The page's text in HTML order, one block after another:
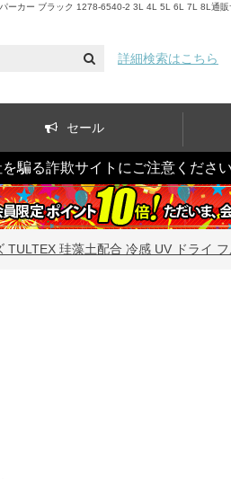
ーカー ブラック 1278-6540-2 3L 4L 5L 6L 7L 8L通販
詳細検索はこちら
セール
を騙る詐欺サイトにご注意ください
TULTEX 珪藻土配合 冷感 UV ドライ